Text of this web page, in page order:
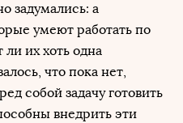
задумались: а
умеют работать по
их хоть одна
что пока нет,
собой задачу готовить
внедрить эти